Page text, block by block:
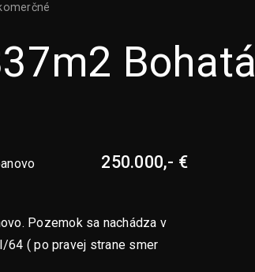
Bohatá
250.000,- €
Pozemok sa nachádza v
64 ( po pravej strane smer